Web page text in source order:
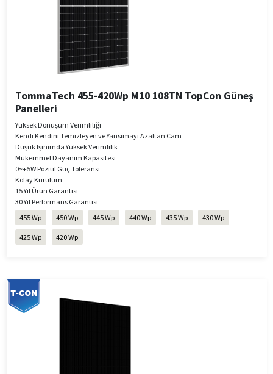
TommaTech 455-420Wp M10 108TN TopCon Güneş
Panelleri
Yüksek Dönüşüm Verimliliği
Kendi Kendini Temizleyen ve Yansımayı Azaltan Cam
Düşük Işınımda Yüksek Verimlilik
Mükemmel Dayanım Kapasitesi
0~+5W Pozitif Güç Toleransı
Kolay Kurulum
15 Yıl Ürün Garantisi
30 Yıl Performans Garantisi
455 Wp
450 Wp 445 Wp 440 Wp 435 Wp 430 Wp
425 Wp 420 Wp